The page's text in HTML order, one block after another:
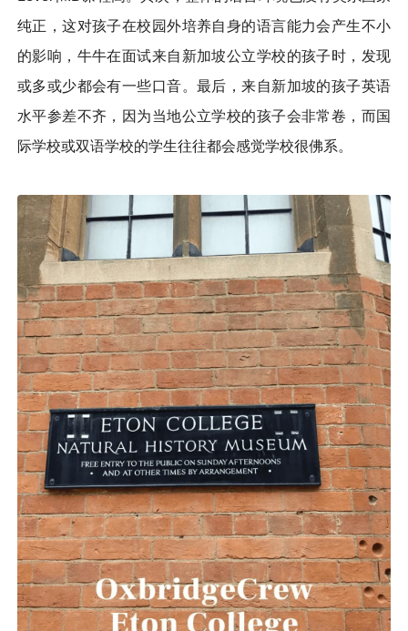
纯正，这对孩子在校园外培养自身的语言能力会产生不小
的影响，牛牛在面试来自新加坡公立学校的孩子时，发现
或多或少都会有一些口音。最后，来自新加坡的孩子英语
水平参差不齐，因为当地公立学校的孩子会非常卷，而国
际学校或双语学校的学生往往都会感觉学校很佛系。